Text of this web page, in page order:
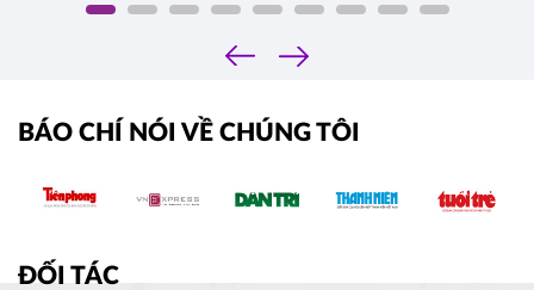
‹
›
BÁO CHÍ NÓI VỀ CHÚNG TÔI
ĐỐI TÁC